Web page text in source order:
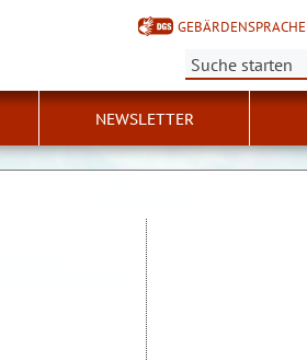
GEBÄRDENSPRACHE
Suche:
NEWSLETTER